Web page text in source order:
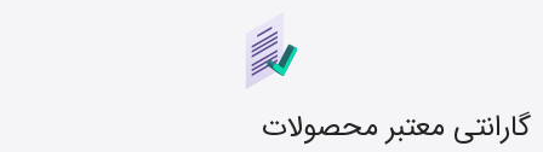
گارانتی معتبر محصولات